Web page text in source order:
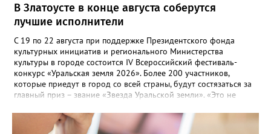
В Златоусте в конце августа соберутся
лучшие исполнители
С 19 по 22 августа при поддержке Президентского фонда
культурных инициатив и регионального Министерства
культуры в городе состоится IV Всероссийский фестиваль-
конкурс «Уральская земля 2026». Более 200 участников,
которые приедут в город со всей страны, будут состязаться за
главный приз – звание «Звезда Уральской земли». «Это не
прослушивания участников, мастер-классы от ведущих
наставников, выступления победителей прошлых лет и